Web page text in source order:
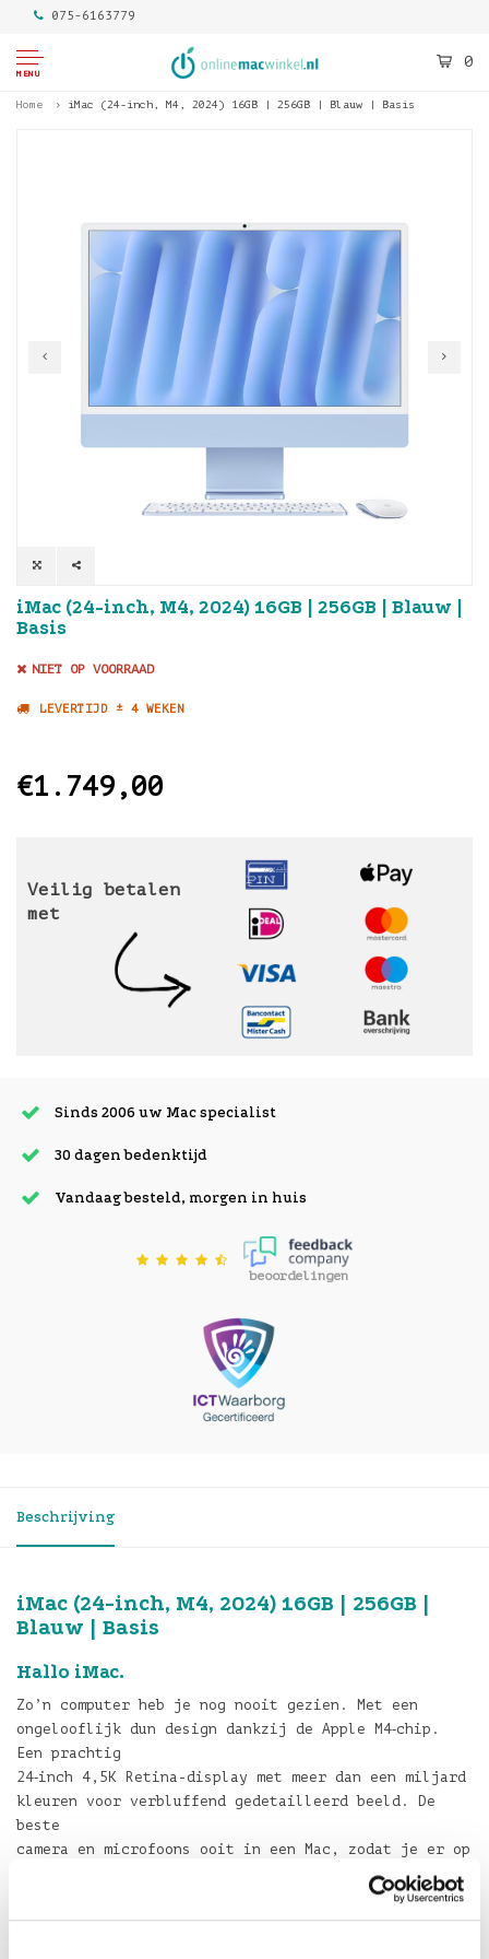
075-6163779
MENU
0
Home iMac (24-inch, M4, 2024) 16GB | 256GB | Blauw | Basis
iMac (24-inch, M4, 2024) 16GB | 256GB | Blauw |
Basis
NIET OP VOORRAAD
LEVERTIJD ± 4 WEKEN
€1.749,00
Veilig betalen
met
Sinds 2006 uw Mac specialist
30 dagen bedenktijd
Vandaag besteld, morgen in huis
beoordelingen
Beschrijving
iMac (24-inch, M4, 2024) 16GB | 256GB |
Blauw | Basis
Hallo iMac.
Zo’n computer heb je nog nooit gezien. Met een
ongelooflijk dun design dankzij de Apple M4‐chip.
Een prachtig
24‐inch 4,5K Retina-display met meer dan een miljard
kleuren voor verbluffend gedetailleerd beeld. De
beste
camera en microfoons ooit in een Mac, zodat je er op
je best uitziet en luid en duidelijk te horen bent.
speakers voor kamervullend geluid, zodat je nog meer